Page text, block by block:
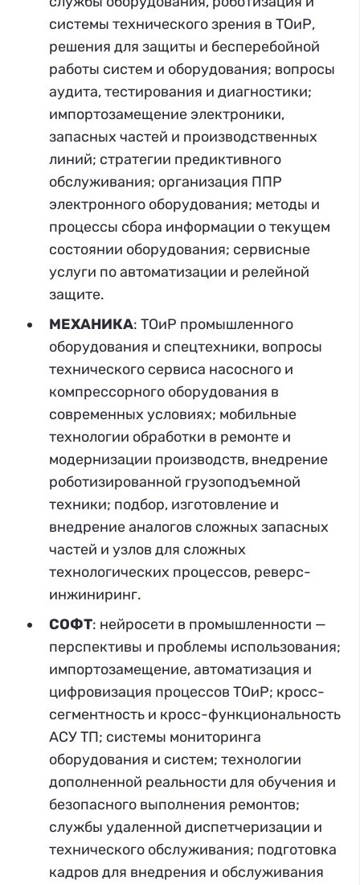
системы технического зрения в ТОиР,
решения для защиты и бесперебойной
работы систем и оборудования; вопросы
аудита, тестирования и диагностики;
импортозамещение электроники,
запасных частей и производственных
линий; стратегии предиктивного
обслуживания; организация ППР
электронного оборудования; методы и
процессы сбора информации о текущем
состоянии оборудования; сервисные
услуги по автоматизации и релейной
защите.
МЕХАНИКА: ТОиР промышленного
оборудования и спецтехники, вопросы
технического сервиса насосного и
компрессорного оборудования в
современных условиях; мобильные
технологии обработки в ремонте и
модернизации производств, внедрение
роботизированной грузоподъемной
техники; подбор, изготовление и
внедрение аналогов сложных запасных
частей и узлов для сложных
технологических процессов, реверс-
инжиниринг.
СОФТ: нейросети в промышленности —
перспективы и проблемы использования;
импортозамещение, автоматизация и
цифровизация процессов ТОиР; кросс-
сегментность и кросс-функциональность
АСУ ТП; системы мониторинга
оборудования и систем; технологии
дополненной реальности для обучения и
безопасного выполнения ремонтов;
службы удаленной диспетчеризации и
технического обслуживания; подготовка
кадров для внедрения и обслуживания